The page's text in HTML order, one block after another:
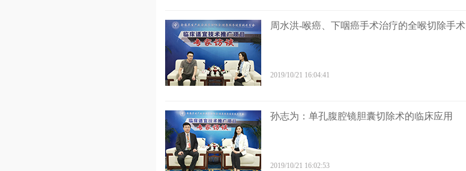
周水洪-喉癌、下咽癌手术治疗的全喉切除手术
2019/10/21 16:04:41
孙志为：单孔腹腔镜胆囊切除术的临床应用
2019/10/21 16:02:53